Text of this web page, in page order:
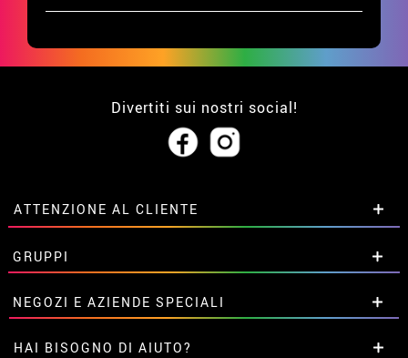
Divertiti sui nostri social!
ATTENZIONE AL CLIENTE
• Su di noi
• Condizioni di vendita
• Avviso legale privacy
• Attenzione al cliente
• Utilizzo dei cookies
GRUPPI
Sconti speciali per gruppi.
Contattaci qui
NEGOZI E AZIENDE SPECIALI
Sconti speciali per gruppi.
HAI BISOGNO DI AIUTO?